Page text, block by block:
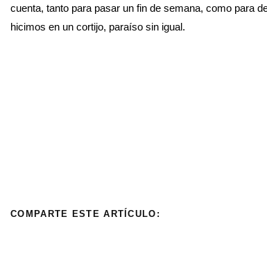
cuenta, tanto para pasar un fin de semana, como para
hicimos en un cortijo, paraíso sin igual.
COMPARTE ESTE ARTÍCULO: